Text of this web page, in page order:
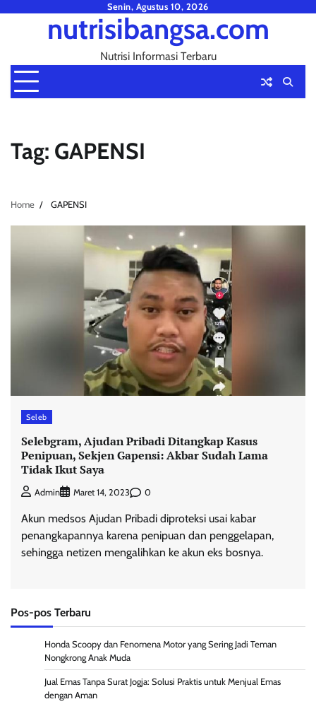
Senin, Agustus 10, 2026
nutrisibangsa.com
Nutrisi Informasi Terbaru
Tag: GAPENSI
Home GAPENSI
Seleb
Selebgram, Ajudan Pribadi Ditangkap Kasus
Penipuan, Sekjen Gapensi: Akbar Sudah Lama
Tidak Ikut Saya
Admin Maret 14, 2023 0
Akun medsos Ajudan Pribadi diproteksi usai kabar
penangkapannya karena penipuan dan penggelapan,
sehingga netizen mengalihkan ke akun eks bosnya.
Pos-pos Terbaru
Honda Scoopy dan Fenomena Motor yang Sering Jadi Teman
Nongkrong Anak Muda
Jual Emas Tanpa Surat Jogja: Solusi Praktis untuk Menjual Emas
dengan Aman